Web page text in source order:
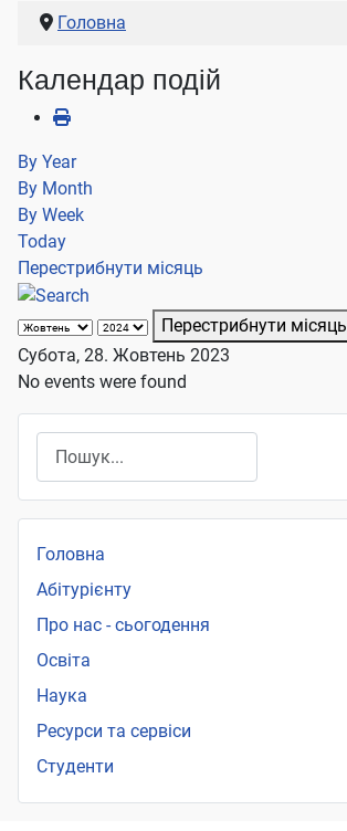
Головна
Календар подій
By Year
By Month
By Week
Today
Перестрибнути місяць
Перестрибнути місяць
Субота, 28. Жовтень 2023
No events were found
Головна
Абітурієнту
Про нас - сьогодення
Освіта
Наука
Ресурси та сервіси
Студенти